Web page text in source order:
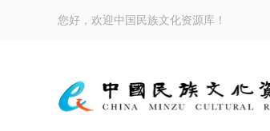
您好，欢迎中国民族文化资源库！